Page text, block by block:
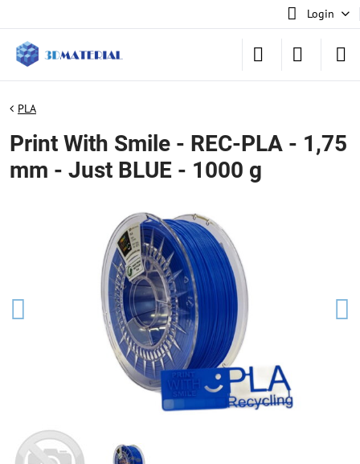
Login
PLA
Print With Smile - REC-PLA - 1,75
mm - Just BLUE - 1000 g